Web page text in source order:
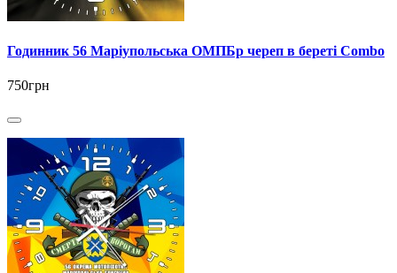
Годинник 56 Маріупольська ОМПБр череп в береті Combo
750грн